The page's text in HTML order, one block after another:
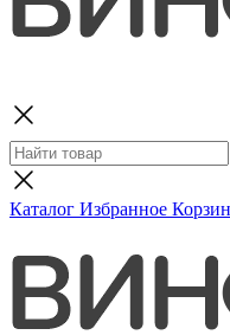
Каталог Избранное